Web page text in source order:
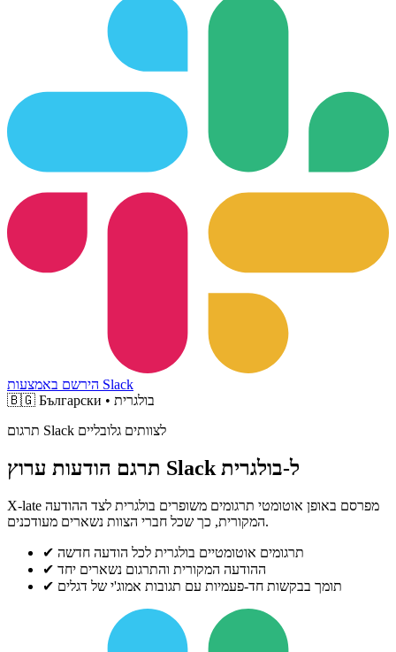
הירשם באמצעות Slack
🇧🇬
Български • בולגרית
תרגום Slack לצוותים גלובליים
תרגם הודעות ערוץ Slack ל-בולגרית
X-late מפרסם באופן אוטומטי תרגומים משופרים בולגרית לצד ההודעה
המקורית, כך שכל חברי הצוות נשארים מעודכנים.
✔ תרגומים אוטומטיים בולגרית לכל הודעה חדשה
✔ ההודעה המקורית והתרגום נשארים יחד
✔ תומך בבקשות חד-פעמיות עם תגובות אמוג'י של דגלים